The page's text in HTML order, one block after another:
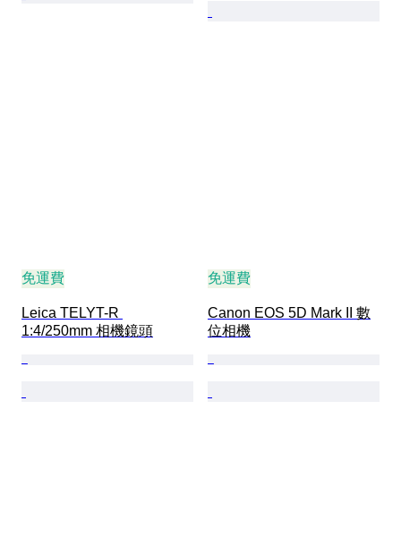
免運費
Leica TELYT-R
1:4/250mm 相機鏡頭
免運費
Canon EOS 5D Mark II 數
位相機